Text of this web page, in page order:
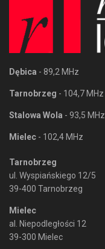
Dębica - 89,2 MHz
Tarnobrzeg - 104,7 MHz
Stalowa Wola - 93,5 MHz
Mielec - 102,4 MHz
Tarnobrzeg
ul. Wyspiańskiego 12/5
39-400 Tarnobrzeg
Mielec
al. Niepodległości 12
39-300 Mielec